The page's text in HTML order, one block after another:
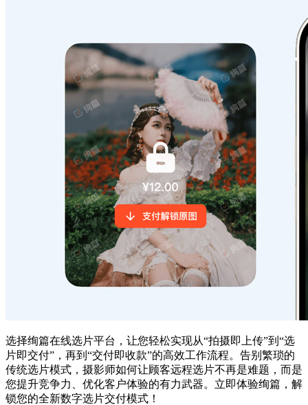
选择绚篇在线选片平台，让您轻松实现从“拍摄即上传”到“选
片即交付”，再到“交付即收款”的高效工作流程。告别繁琐的
传统选片模式，摄影师如何让顾客远程选片不再是难题，而是
您提升竞争力、优化客户体验的有力武器。立即体验绚篇，解
锁您的全新数字选片交付模式！